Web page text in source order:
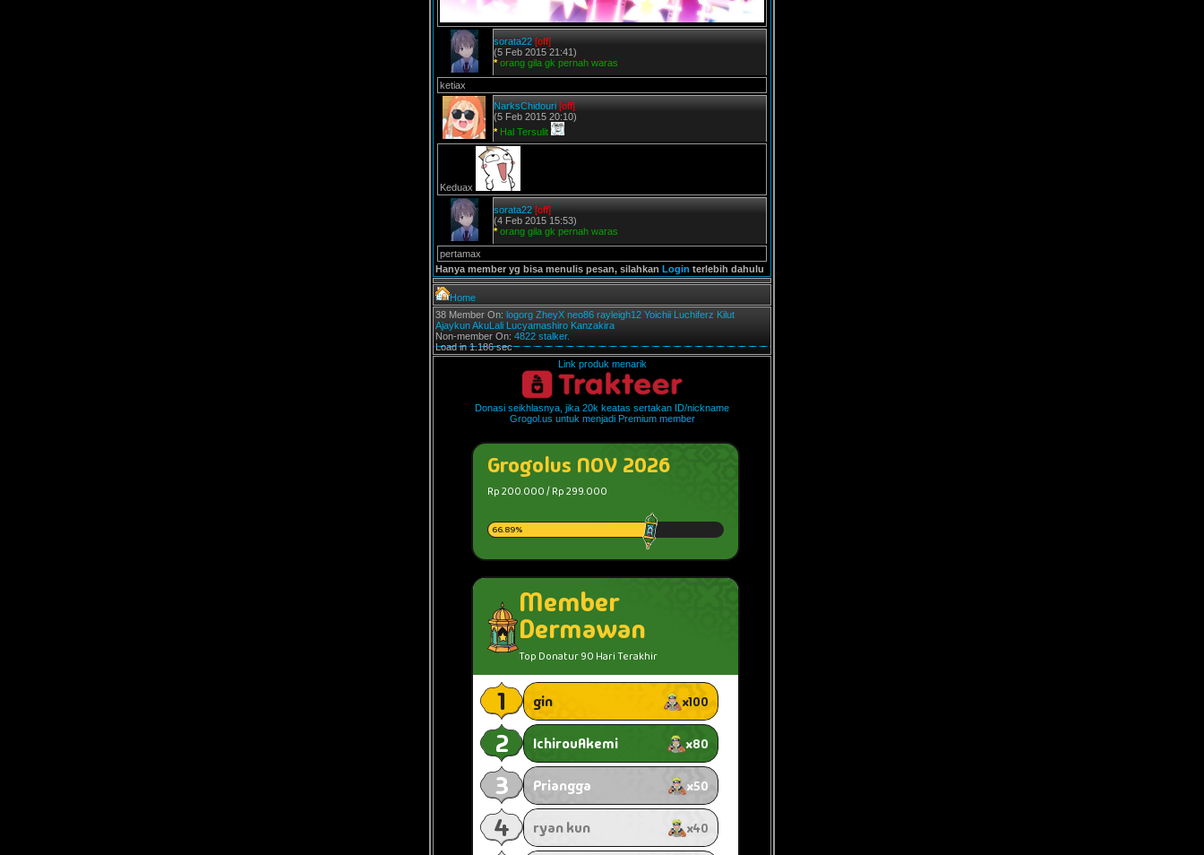
sorata22 [off]
(5 Feb 2015 21:41)
* orang gila gk pernah waras
ketiax
NarksChidouri [off]
(5 Feb 2015 20:10)
* Hal Tersulit
Keduax
sorata22 [off]
(4 Feb 2015 15:53)
* orang gila gk pernah waras
pertamax
Hanya member yg bisa menulis pesan, silahkan Login terlebih dahulu
Home
38 Member On: logorg ZheyX neo86 rayleigh12 Yoichii Luchiferz Kilut
AjaykunAkuLali Lucyamashiro Kanzakira
Non-member On: 4822 stalker.
Load in 1.186 sec
Link produk menarik
Donasi seikhlasnya, jika 20k keatas sertakan ID/nickname
Grogol.us untuk menjadi Premium member